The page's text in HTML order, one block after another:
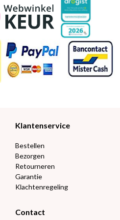
Klantenservice
Bestellen
Bezorgen
Retourneren
Garantie
Klachtenregeling
Contact